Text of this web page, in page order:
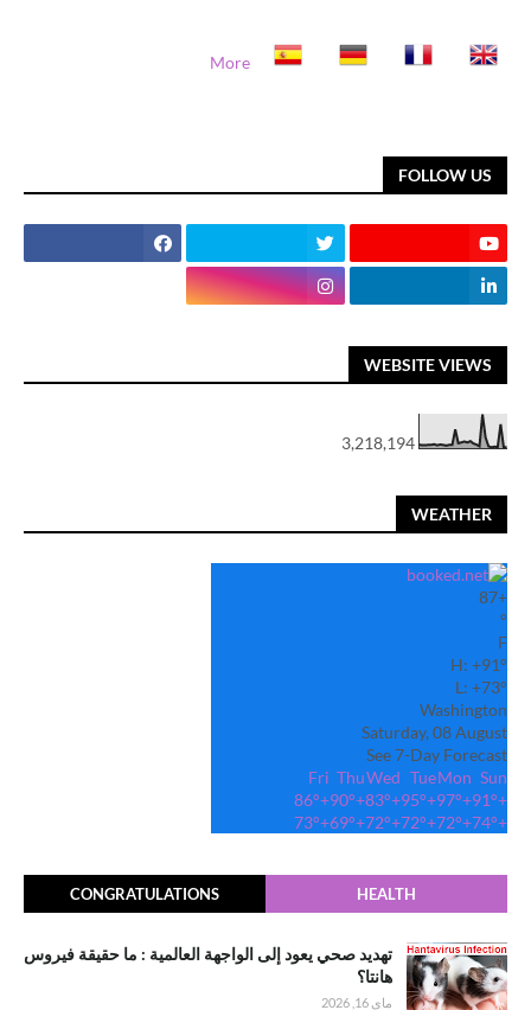
More
FOLLOW US
WEBSITE VIEWS
3,218,194
WEATHER
+
87
°
F
H: +91°
L: +73°
Washington
Saturday, 08 August
See 7-Day Forecast
Sun
Mon
Tue
Wed
Thu
Fri
+
91°
+
97°
+
95°
+
83°
+
90°
+
86°
+
74°
+
72°
+
72°
+
72°
+
69°
+
73°
HEALTH
CONGRATULATIONS
تهديد صحي يعود إلى الواجهة العالمية : ما حقيقة فيروس
هانتا؟
ماي 16, 2026